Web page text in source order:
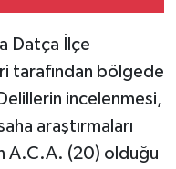
Datça İlçe
tarafından bölgede
incelenmesi,
araştırmaları
A.C.A. (20) olduğu